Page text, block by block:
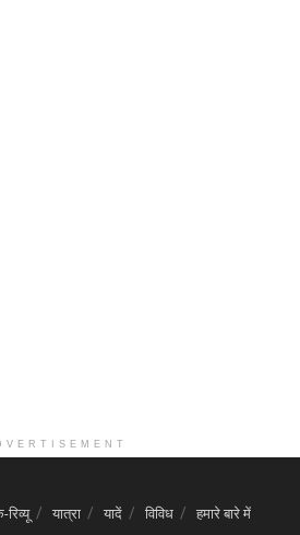
रिव्यू यात्रा यादें विविध हमारे बारे में